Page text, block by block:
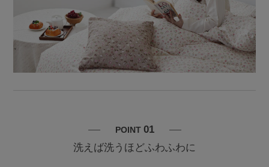
POINT 01
洗えば洗うほどふわふわに